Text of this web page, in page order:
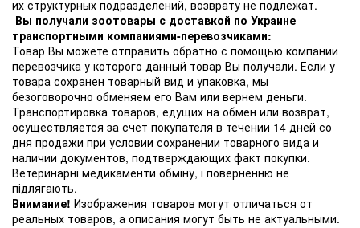
их структурных подразделений, возврату не подлежат.
Вы получали зоотовары с доставкой по Украине
транспортными компаниями-перевозчиками:
Товар Вы можете отправить обратно с помощью компании
перевозчика у которого данный товар Вы получали. Если у
товара сохранен товарный вид и упаковка, мы
безоговорочно обменяем его Вам или вернем деньги.
Транспортировка товаров, едущих на обмен или возврат,
осуществляется за счет покупателя в течении 14 дней со
дня продажи при условии сохранении товарного вида и
наличии документов, подтверждающих факт покупки.
Ветеринарні медикаменти обміну, і поверненню не
підлягають.
Внимание! Изображения товаров могут отличаться от
реальных товаров, а описания могут быть не актуальными.